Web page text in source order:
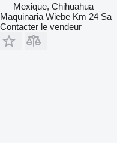
Mexique, Chihuahua
Maquinaria Wiebe Km 24 Sa
Contacter le vendeur